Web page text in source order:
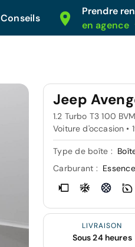
Conseils
Prendre
en agence
Jeep
1.2 Turbo T3 100
Voiture d'occasion •
Type de boîte :
Carburant : Essence
LIVRAISON
Sous 24 heures